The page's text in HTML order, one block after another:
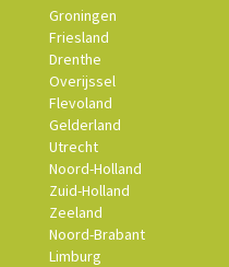
Groningen
Friesland
Drenthe
Overijssel
Flevoland
Gelderland
Utrecht
Noord-Holland
Zuid-Holland
Zeeland
Noord-Brabant
Limburg